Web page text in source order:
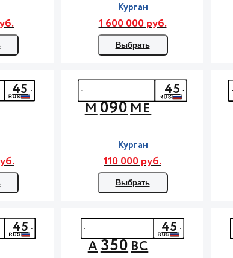
Курган
1 600 000 руб.
Выбрать
45
М090МЕ
45
Курган
110 000 руб.
Выбрать
45
А350ВС
45